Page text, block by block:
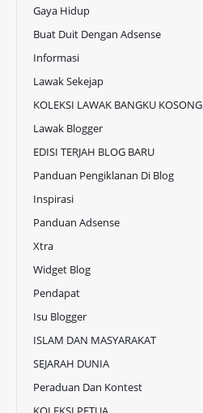
Gaya Hidup
Buat Duit Dengan Adsense
Informasi
Lawak Sekejap
KOLEKSI LAWAK BANGKU KOSONG
Lawak Blogger
EDISI TERJAH BLOG BARU
Panduan Pengiklanan Di Blog
Inspirasi
Panduan Adsense
Xtra
Widget Blog
Pendapat
Isu Blogger
ISLAM DAN MASYARAKAT
SEJARAH DUNIA
Peraduan Dan Kontest